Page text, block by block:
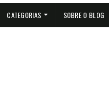
CATEGORIAS SOBRE O BLOG